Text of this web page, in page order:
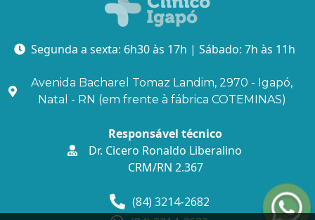
Segunda a sexta: 6h30 às 17h | Sábado: 7h às 11h
Avenida Bacharel Tomaz Landim, 2970 - Igapó,
Natal - RN (em frente à fábrica COTEMINAS)
Responsável técnico
Dr. Cicero Ronaldo Liberalino
CRM/RN 2.367
(84) 3214-2682